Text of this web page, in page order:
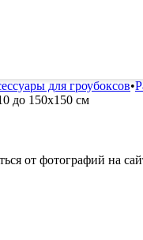
для гроубоксов•
до 150х150 см
от фотографий на